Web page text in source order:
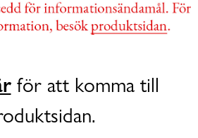
för att komma till